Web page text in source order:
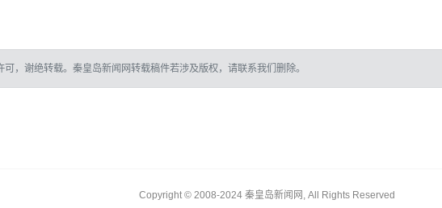
，谢绝转载。秦皇岛新闻网转载稿件若涉及版权，请联系我们删除。
Copyright © 2008-2024 秦皇岛新闻网, All Rights Reserved